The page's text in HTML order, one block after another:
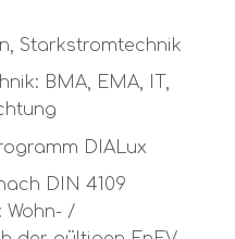
Starkstromtechnik
BMA, EMA, IT,
DIALux
DIN 4109
Wohn- /